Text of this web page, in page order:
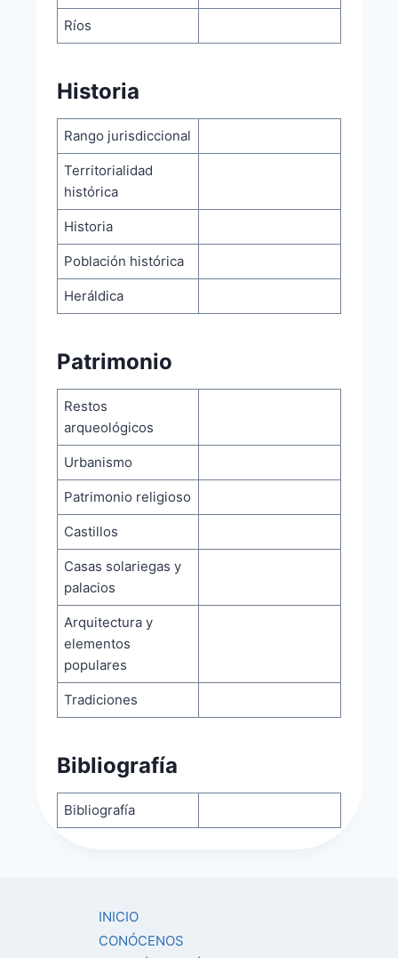
Ríos
Historia
Rango jurisdiccional
Territorialidad
histórica
Historia
Población histórica
Heráldica
Patrimonio
Restos
arqueológicos
Urbanismo
Patrimonio religioso
Castillos
Casas solariegas y
palacios
Arquitectura y
elementos
populares
Tradiciones
Bibliografía
Bibliografía
INICIO
CONÓCENOS